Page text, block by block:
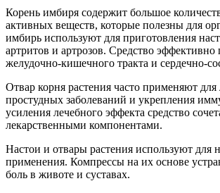
Корень имбиря содержит большое
активных веществ, которые полезны для
имбирь используют для приготовления
артритов и артрозов. Средство эффективно
желудочно-кишечного тракта и сердечно-
Отвар корня растения часто применяют для
простудных заболеваний и укрепления
усиления лечебного эффекта средство
лекарственными компонентами.
Настои и отвары растения используют для
применения. Компрессы на их основе
боль в животе и суставах.